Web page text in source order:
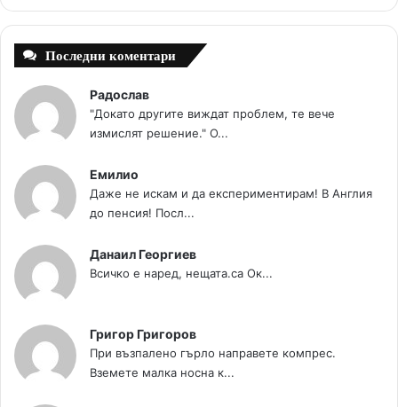
t
m
Последни коментари
Радослав
"Докато другите виждат проблем, те вече
измислят решение." О...
Емилио
Даже не искам и да експериментирам! В Англия
до пенсия! Посл...
Данаил Георгиев
Всичко е наред, нещата.са Ок...
Григор Григоров
При възпалено гърло направете компрес.
Вземете малка носна к...